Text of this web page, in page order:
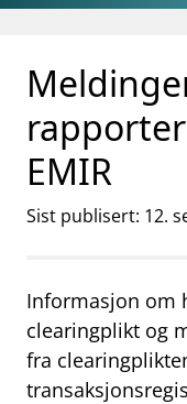
Gå til
Gå til søkesiden
EMIR
Sist publisert: 12.
Informasjon om
clearingplikt og
fra